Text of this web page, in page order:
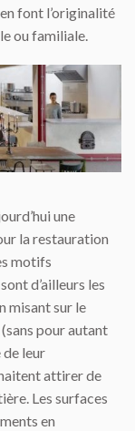
font l’originalité
ou familiale.
une
la restauration
motifs
d’ailleurs les
misant sur le
pour autant
leur
attirer de
Les surfaces
en